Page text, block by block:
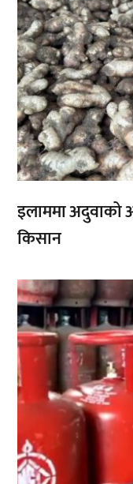
इलाममा अदुवाको
किसान
,